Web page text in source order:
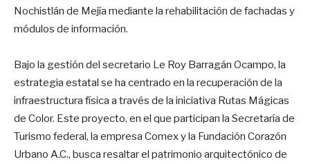
Nochistlán de Mejía mediante la rehabilitación de fachadas y
módulos de información.
Bajo la gestión del secretario Le Roy Barragán Ocampo, la
estrategia estatal se ha centrado en la recuperación de la
infraestructura física a través de la iniciativa Rutas Mágicas
de Color. Este proyecto, en el que participan la Secretaría de
Turismo federal, la empresa Comex y la Fundación Corazón
Urbano A.C., busca resaltar el patrimonio arquitectónico de